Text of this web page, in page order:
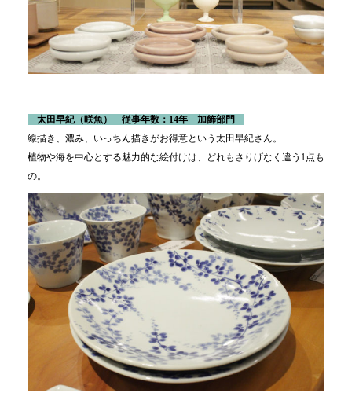
太田早紀（咲魚） 従事年数：14年 加飾部門
線描き、濃み、いっちん描きがお得意という太田早紀さん。
植物や海を中心とする魅力的な絵付けは、どれもさりげなく違う1点も
の。